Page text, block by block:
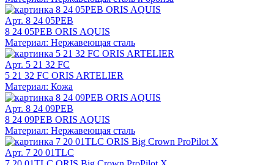
Арт. 8 24 05PEB
8 24 05PEB ORIS AQUIS
Материал: Нержавеющая сталь
Арт. 5 21 32 FC
5 21 32 FC ORIS ARTELIER
Материал: Кожа
Арт. 8 24 09PEB
8 24 09PEB ORIS AQUIS
Материал: Нержавеющая сталь
Арт. 7 20 01TLC